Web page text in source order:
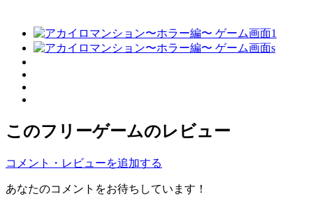
このフリーゲームのレビュー
コメント・レビューを追加する
あなたのコメントをお待ちしています！